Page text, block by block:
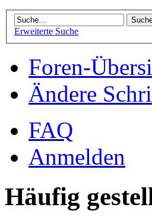
Erweiterte Suche
Foren-
Ändere
FAQ
Anmelden
Häufig